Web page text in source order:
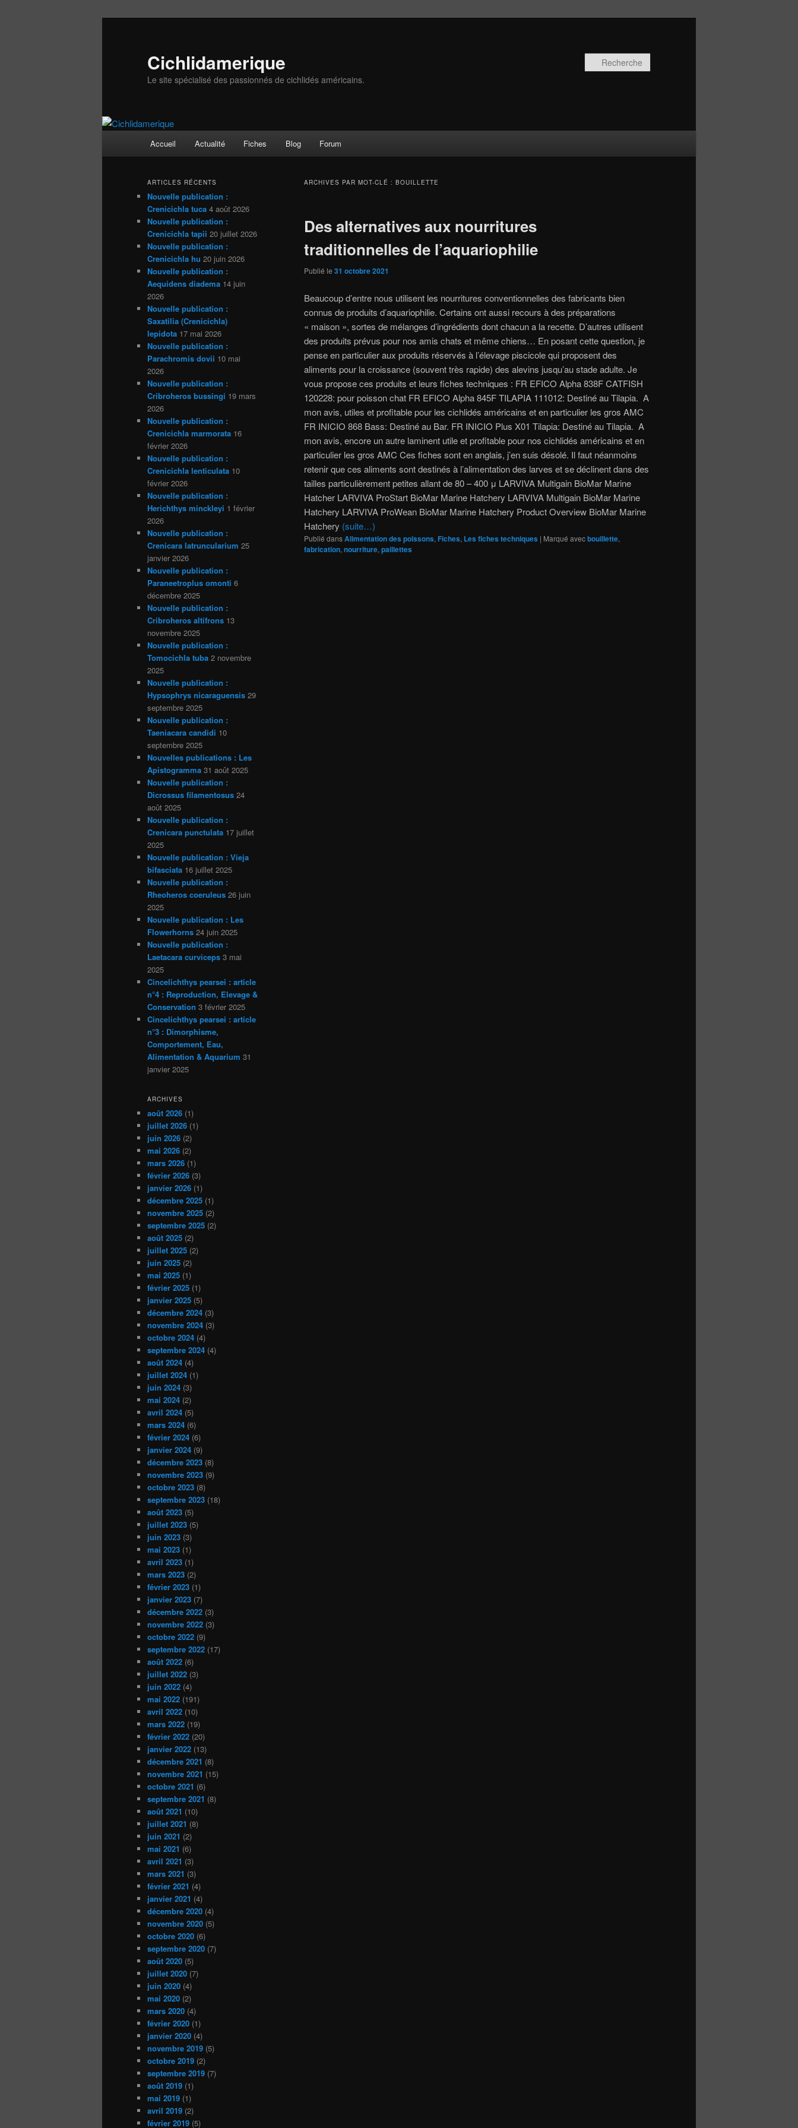
Cichlidamerique
Le site spécialisé des passionnés de cichlidés américains.
Accueil Actualité Fiches Blog Forum
ARCHIVES PAR MOT-CLÉ : BOUILLETTE
Des alternatives aux nourritures
traditionnelles de l’aquariophilie
Publié le 31 octobre 2021
Beaucoup d’entre nous utilisent les nourritures conventionnelles des fabricants bien
connus de produits d’aquariophilie. Certains ont aussi recours à des préparations
« maison », sortes de mélanges d’ingrédients dont chacun a la recette. D’autres utilisent
des produits prévus pour nos amis chats et même chiens… En posant cette question, je
pense en particulier aux produits réservés à l’élevage piscicole qui proposent des
aliments pour la croissance (souvent très rapide) des alevins jusqu’au stade adulte. Je
vous propose ces produits et leurs fiches techniques : FR EFICO Alpha 838F CATFISH
120228: pour poisson chat FR EFICO Alpha 845F TILAPIA 111012: Destiné au Tilapia. A
mon avis, utiles et profitable pour les cichlidés américains et en particulier les gros AMC
FR INICIO 868 Bass: Destiné au Bar. FR INICIO Plus X01 Tilapia: Destiné au Tilapia. A
mon avis, encore un autre laminent utile et profitable pour nos cichlidés américains et en
particulier les gros AMC Ces fiches sont en anglais, j’en suis désolé. Il faut néanmoins
retenir que ces aliments sont destinés à l’alimentation des larves et se déclinent dans des
tailles particulièrement petites allant de 80 – 400 μ LARVIVA Multigain BioMar Marine
Hatcher LARVIVA ProStart BioMar Marine Hatchery LARVIVA Multigain BioMar Marine
Hatchery LARVIVA ProWean BioMar Marine Hatchery Product Overview BioMar Marine
Hatchery (suite…)
Publié dansAlimentation des poissons, Fiches, Les fiches techniques | Marqué avecbouillette,
fabrication, nourriture, paillettes
ARTICLES RÉCENTS
Nouvelle publication :
Crenicichla tuca 4 août 2026
Nouvelle publication :
Crenicichla tapii 20 juillet 2026
Nouvelle publication :
Crenicichla hu 20 juin 2026
Nouvelle publication :
Aequidens diadema 14 juin
2026
Nouvelle publication :
Saxatilia (Crenicichla)
lepidota 17 mai 2026
Nouvelle publication :
Parachromis dovii 10 mai
2026
Nouvelle publication :
Cribroheros bussingi 19 mars
2026
Nouvelle publication :
Crenicichla marmorata 16
février 2026
Nouvelle publication :
Crenicichla lenticulata 10
février 2026
Nouvelle publication :
Herichthys minckleyi 1 février
2026
Nouvelle publication :
Crenicara latruncularium 25
janvier 2026
Nouvelle publication :
Paraneetroplus omonti 6
décembre 2025
Nouvelle publication :
Cribroheros altifrons 13
novembre 2025
Nouvelle publication :
Tomocichla tuba 2 novembre
2025
Nouvelle publication :
Hypsophrys nicaraguensis 29
septembre 2025
Nouvelle publication :
Taeniacara candidi 10
septembre 2025
Nouvelles publications : Les
Apistogramma 31 août 2025
Nouvelle publication :
Dicrossus filamentosus 24
août 2025
Nouvelle publication :
Crenicara punctulata 17 juillet
2025
Nouvelle publication : Vieja
bifasciata 16 juillet 2025
Nouvelle publication :
Rheoheros coeruleus 26 juin
2025
Nouvelle publication : Les
Flowerhorns 24 juin 2025
Nouvelle publication :
Laetacara curviceps 3 mai
2025
Cincelichthys pearsei : article
n°4 : Reproduction, Elevage &
Conservation 3 février 2025
Cincelichthys pearsei : article
n°3 : Dimorphisme,
Comportement, Eau,
Alimentation & Aquarium 31
janvier 2025
ARCHIVES
août 2026 (1)
juillet 2026 (1)
juin 2026 (2)
mai 2026 (2)
mars 2026 (1)
février 2026 (3)
janvier 2026 (1)
décembre 2025 (1)
novembre 2025 (2)
septembre 2025 (2)
août 2025 (2)
juillet 2025 (2)
juin 2025 (2)
mai 2025 (1)
février 2025 (1)
janvier 2025 (5)
décembre 2024 (3)
novembre 2024 (3)
octobre 2024 (4)
septembre 2024 (4)
août 2024 (4)
juillet 2024 (1)
juin 2024 (3)
mai 2024 (2)
avril 2024 (5)
mars 2024 (6)
février 2024 (6)
janvier 2024 (9)
décembre 2023 (8)
novembre 2023 (9)
octobre 2023 (8)
septembre 2023 (18)
août 2023 (5)
juillet 2023 (5)
juin 2023 (3)
mai 2023 (1)
avril 2023 (1)
mars 2023 (2)
février 2023 (1)
janvier 2023 (7)
décembre 2022 (3)
novembre 2022 (3)
octobre 2022 (9)
septembre 2022 (17)
août 2022 (6)
juillet 2022 (3)
juin 2022 (4)
mai 2022 (191)
avril 2022 (10)
mars 2022 (19)
février 2022 (20)
janvier 2022 (13)
décembre 2021 (8)
novembre 2021 (15)
octobre 2021 (6)
septembre 2021 (8)
août 2021 (10)
juillet 2021 (8)
juin 2021 (2)
mai 2021 (6)
avril 2021 (3)
mars 2021 (3)
février 2021 (4)
janvier 2021 (4)
décembre 2020 (4)
novembre 2020 (5)
octobre 2020 (6)
septembre 2020 (7)
août 2020 (5)
juillet 2020 (7)
juin 2020 (4)
mai 2020 (2)
mars 2020 (4)
février 2020 (1)
janvier 2020 (4)
novembre 2019 (5)
octobre 2019 (2)
septembre 2019 (7)
août 2019 (1)
mai 2019 (1)
avril 2019 (2)
février 2019 (5)